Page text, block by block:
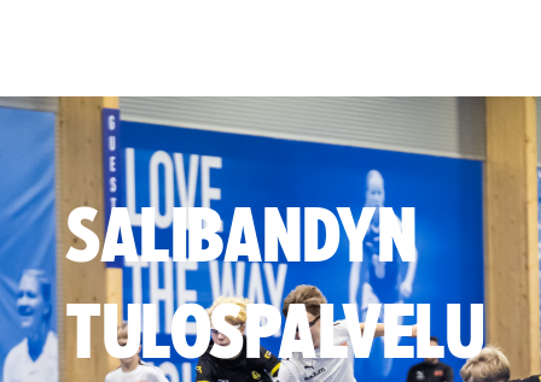
SALIBANDYN
TULOSPALVELU